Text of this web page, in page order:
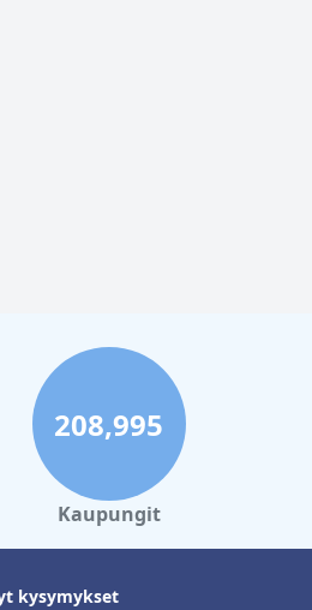
208,995
Kaupungit
kysymykset